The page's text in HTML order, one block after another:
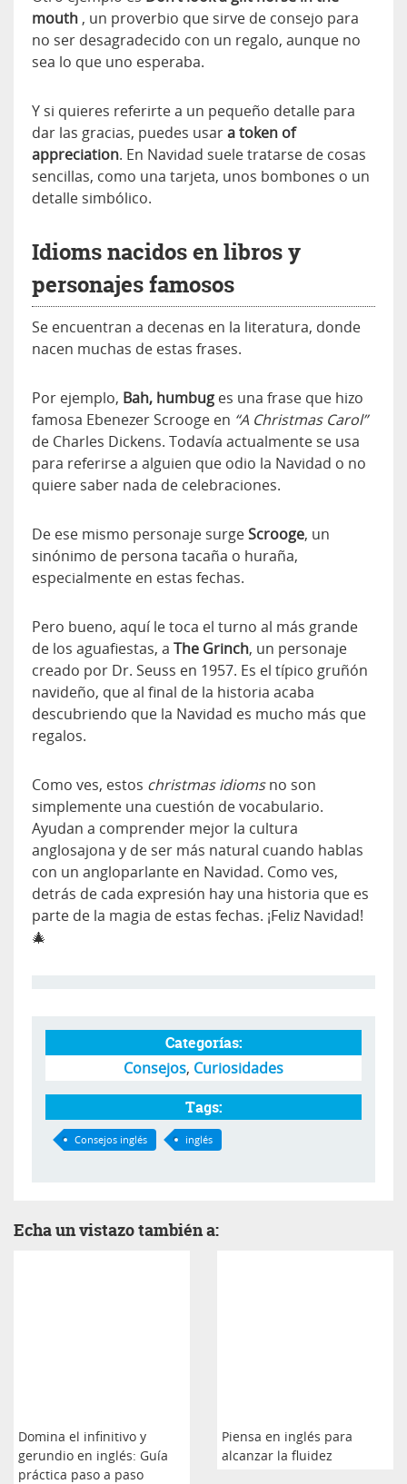
mouth , un proverbio que sirve de consejo para
no ser desagradecido con un regalo, aunque no
sea lo que uno esperaba.
Y si quieres referirte a un pequeño detalle para
dar las gracias, puedes usara token of
appreciation. En Navidad suele tratarse de cosas
sencillas, como una tarjeta, unos bombones o un
detalle simbólico.
Idioms nacidos en libros y
personajes famosos
Se encuentran a decenas en la literatura, donde
nacen muchas de estas frases.
Por ejemplo, Bah, humbug es una frase que hizo
famosa Ebenezer Scrooge en “A Christmas Carol”
de Charles Dickens. Todavía actualmente se usa
para referirse a alguien que odio la Navidad o no
quiere saber nada de celebraciones.
De ese mismo personaje surgeScrooge, un
sinónimo de persona tacaña o huraña,
especialmente en estas fechas.
Pero bueno, aquí le toca el turno al más grande
de los aguafiestas, a The Grinch, un personaje
creado por Dr. Seuss en 1957. Es el típico gruñón
navideño, que al final de la historia acaba
descubriendo que la Navidad es mucho más que
regalos.
Como ves, estos christmas idiomsno son
simplemente una cuestión de vocabulario.
Ayudan a comprender mejor la cultura
anglosajona y de ser más natural cuando hablas
con un angloparlante en Navidad. Como ves,
detrás de cada expresión hay una historia que es
parte de la magia de estas fechas. ¡Feliz Navidad!
🎄
Categorías:
Consejos, Curiosidades
Tags:
Consejos inglés inglés
Echa un vistazo también a:
Domina el infinitivo y
gerundio en inglés: Guía
práctica paso a paso
Piensa en inglés para
alcanzar la fluidez